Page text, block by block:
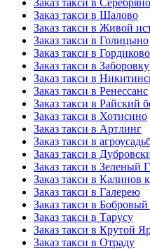
Заказ такси в Серебряно
Заказ такси в Шалово
Заказ такси в Живой
Заказ такси в Голицыно
Заказ такси в Гордиково
Заказ такси в Заборовку
Заказ такси в
Заказ такси в Ренессанс
Заказ такси в Райский
Заказ такси в Хотисино
Заказ такси в Артлинг
Заказ такси в
Заказ такси в
Заказ такси в Зеленый
Заказ такси в Калинов
Заказ такси в Галерею
Заказ такси в
Заказ такси в Тарусу
Заказ такси в Крутой
Заказ такси в Отраду